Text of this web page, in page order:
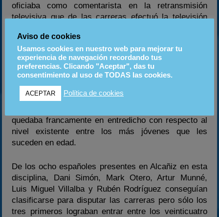
oficiaba como comentarista en la retransmisión
televisiva que de las carreras efectuó la televisión
La KF2 sigue coja a nivel nacional
Con tan sólo tres españoles clasificados entre los 69
pilotos que tomaron parte en la selección europea
para el Campeonato de Europa de KF2, el
quedaba francamente en entredicho con respecto al
nivel existente entre los más jóvenes que les
suceden en edad.
De los ocho españoles presentes en Alcañiz en esta
disciplina, Dani Simón, Mark Otero, Artur Munné,
Luis Miguel Villalba y Rubén Rodríguez conseguían
clasificarse para disputar las carreras pero sólo los
tres primeros lograban entrar entre los veinticuatro
Aviso de cookies
Usamos cookies en nuestro web para mejorar tu
experiencia de navegación recordando tus
preferencias. Clicando "Aceptar", das tu
consentimiento al uso de TODAS las cookies.
ACEPTAR Política de cookies